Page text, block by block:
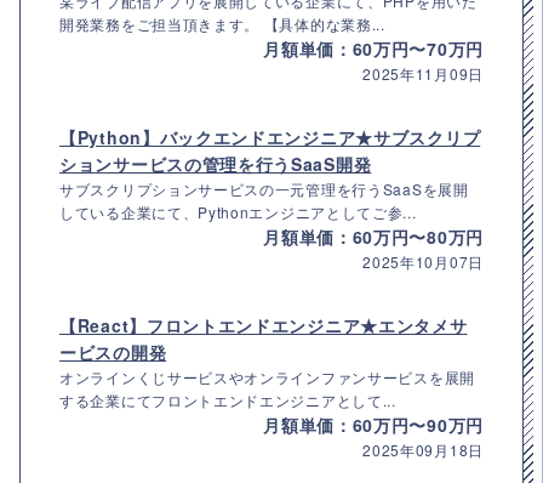
開発業務をご担当頂きます。 【具体的な業務...
月額単価：60万円〜70万円
2025年11月09日
【Python】バックエンドエンジニア★サブスクリプ
ションサービスの管理を行うSaaS開発
サブスクリプションサービスの一元管理を行うSaaSを展開
している企業にて、Pythonエンジニアとしてご参...
月額単価：60万円〜80万円
2025年10月07日
【React】フロントエンドエンジニア★エンタメサ
ービスの開発
オンラインくじサービスやオンラインファンサービスを展開
する企業にてフロントエンドエンジニアとして...
月額単価：60万円〜90万円
2025年09月18日